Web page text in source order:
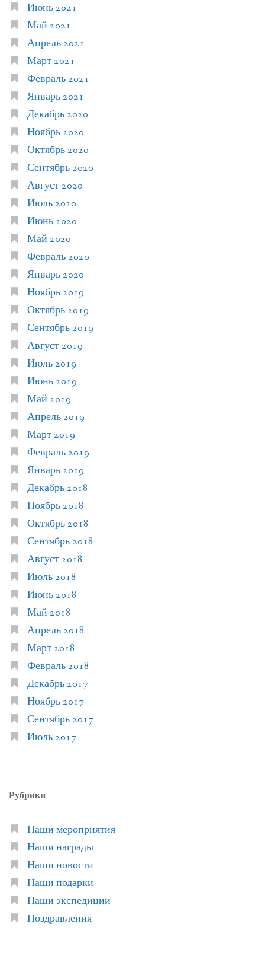
Июнь 2021
Май 2021
Апрель 2021
Март 2021
Февраль 2021
Январь 2021
Декабрь 2020
Ноябрь 2020
Октябрь 2020
Сентябрь 2020
Август 2020
Июль 2020
Июнь 2020
Май 2020
Февраль 2020
Январь 2020
Ноябрь 2019
Октябрь 2019
Сентябрь 2019
Август 2019
Июль 2019
Июнь 2019
Май 2019
Апрель 2019
Март 2019
Февраль 2019
Январь 2019
Декабрь 2018
Ноябрь 2018
Октябрь 2018
Сентябрь 2018
Август 2018
Июль 2018
Июнь 2018
Май 2018
Апрель 2018
Март 2018
Февраль 2018
Декабрь 2017
Ноябрь 2017
Сентябрь 2017
Июль 2017
Рубрики
Наши мероприятия
Наши награды
Наши новости
Наши подарки
Наши экспедиции
Поздравления